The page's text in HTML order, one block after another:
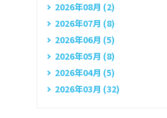
2026年08月 (2)
2026年07月 (8)
2026年06月 (5)
2026年05月 (8)
2026年04月 (5)
2026年03月 (32)